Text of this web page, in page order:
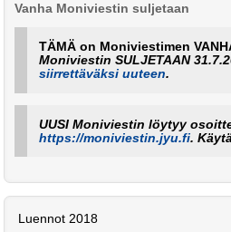
Vanha Moniviestin suljetaan
TÄMÄ on Moniviestimen
Moniviestin SULJETAAN
siirrettäväksi uuteen.
UUSI Moniviestin löytyy
https://moniviestin.jyu.fi.
Luennot 2018